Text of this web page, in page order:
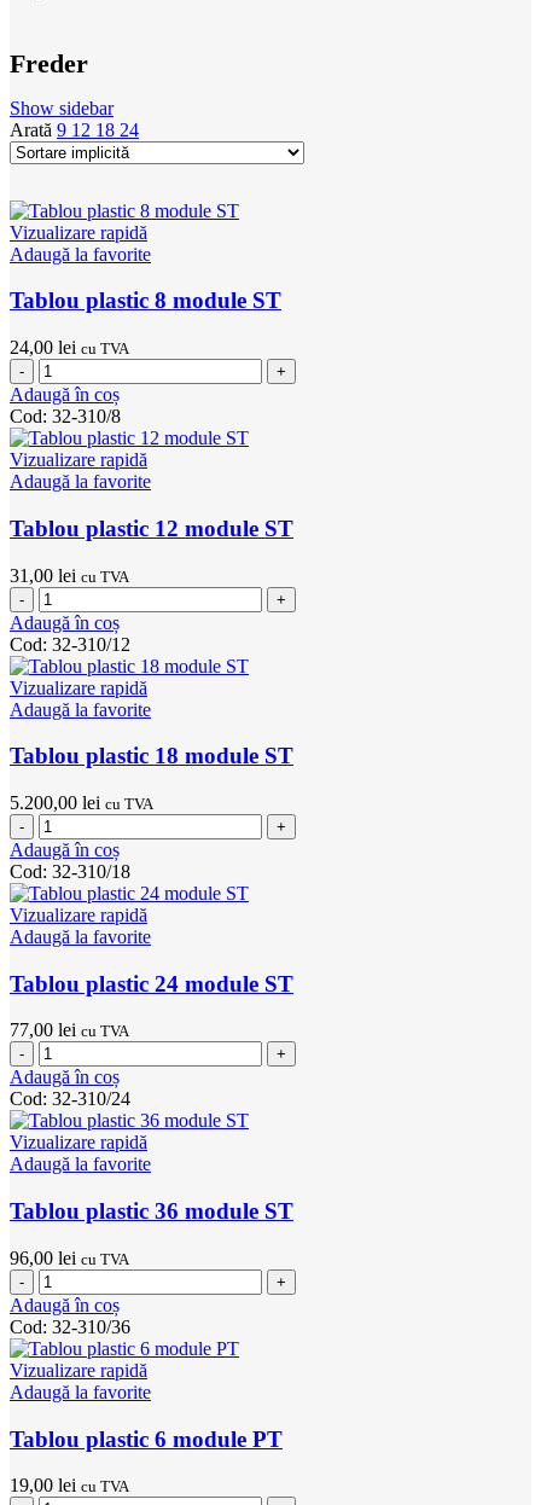
Freder
Show sidebar
Arată 9 12 18 24
Vizualizare rapidă
Adaugă la favorite
Tablou plastic 8 module ST
24,00 lei cu TVA
Cantitate
Tablou
plastic
8
module
ST
Adaugă în coș
Cod: 32-310/8
Vizualizare rapidă
Adaugă la favorite
Tablou plastic 12 module ST
31,00 lei cu TVA
Cantitate
Tablou
plastic
12
module
ST
Adaugă în coș
Cod: 32-310/12
Vizualizare rapidă
Adaugă la favorite
Tablou plastic 18 module ST
5.200,00 lei cu TVA
Cantitate
Tablou
plastic
18
module
ST
Adaugă în coș
Cod: 32-310/18
Vizualizare rapidă
Adaugă la favorite
Tablou plastic 24 module ST
77,00 lei cu TVA
Cantitate
Tablou
plastic
24
module
ST
Adaugă în coș
Cod: 32-310/24
Vizualizare rapidă
Adaugă la favorite
Tablou plastic 36 module ST
96,00 lei cu TVA
Cantitate
Tablou
plastic
36
module
ST
Adaugă în coș
Cod: 32-310/36
Vizualizare rapidă
Adaugă la favorite
Tablou plastic 6 module PT
19,00 lei cu TVA